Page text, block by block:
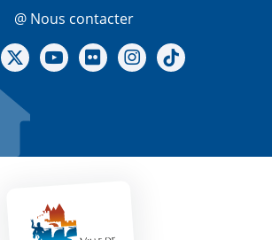
@ Nous contacter
Notre Facebook
Notre X - (twitter)
Notre chaine Youtube
Notre Gallerie sur Flickr
Notre Instagram